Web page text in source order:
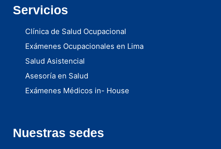
Servicios
Clínica de Salud Ocupacional
Exámenes Ocupacionales en Lima
Salud Asistencial
Asesoría en Salud
Exámenes Médicos in- House
Nuestras sedes